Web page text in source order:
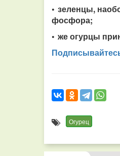
• зеленцы,
фосфора;
• же огурцы
Огурец